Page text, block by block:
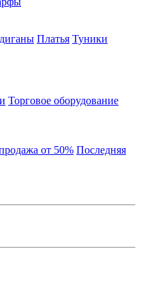
Платья Туники
Торговое оборудование
от 50% Последняя